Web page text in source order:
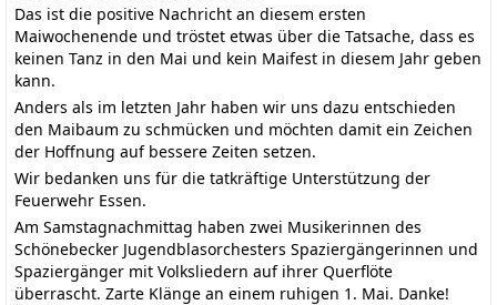
Das ist die positive Nachricht an diesem ersten
Maiwochenende und tröstet etwas über die Tatsache, dass es
keinen Tanz in den Mai und kein Maifest in diesem Jahr geben
kann.
Anders als im letzten Jahr haben wir uns dazu entschieden
den Maibaum zu schmücken und möchten damit ein Zeichen
der Hoffnung auf bessere Zeiten setzen.
Wir bedanken uns für die tatkräftige Unterstützung der
Feuerwehr Essen.
Am Samstagnachmittag haben zwei Musikerinnen des
Schönebecker Jugendblasorchesters Spaziergängerinnen und
Spaziergänger mit Volksliedern auf ihrer Querflöte
überrascht. Zarte Klänge an einem ruhigen 1. Mai. Danke!